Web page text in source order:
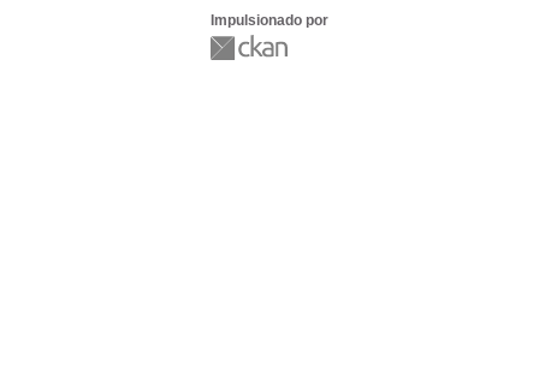
Impulsionado por